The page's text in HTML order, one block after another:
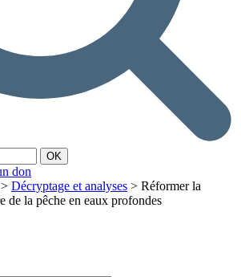
don
> Décryptage et analyses > Réformer la
de la pêche en eaux profondes